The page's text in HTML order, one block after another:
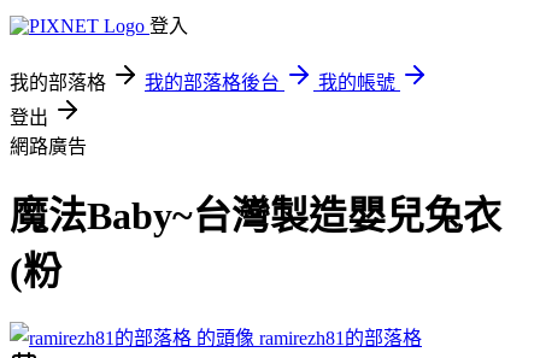
登入
我的部落格 我的部落格後台
我的帳號
登出
網路廣告
魔法Baby~台灣製造嬰兒兔衣
(粉
ramirezh81的部落格